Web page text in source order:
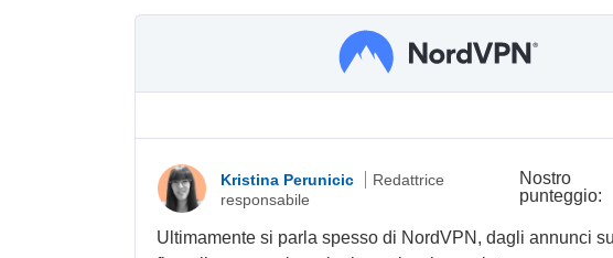
Kristina Perunicic
Redattrice
responsabile
Nostro
punteggio:
Ultimamente si parla spesso di NordVPN, dagli annunci